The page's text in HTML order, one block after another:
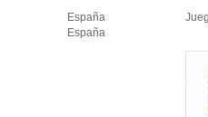
España
España